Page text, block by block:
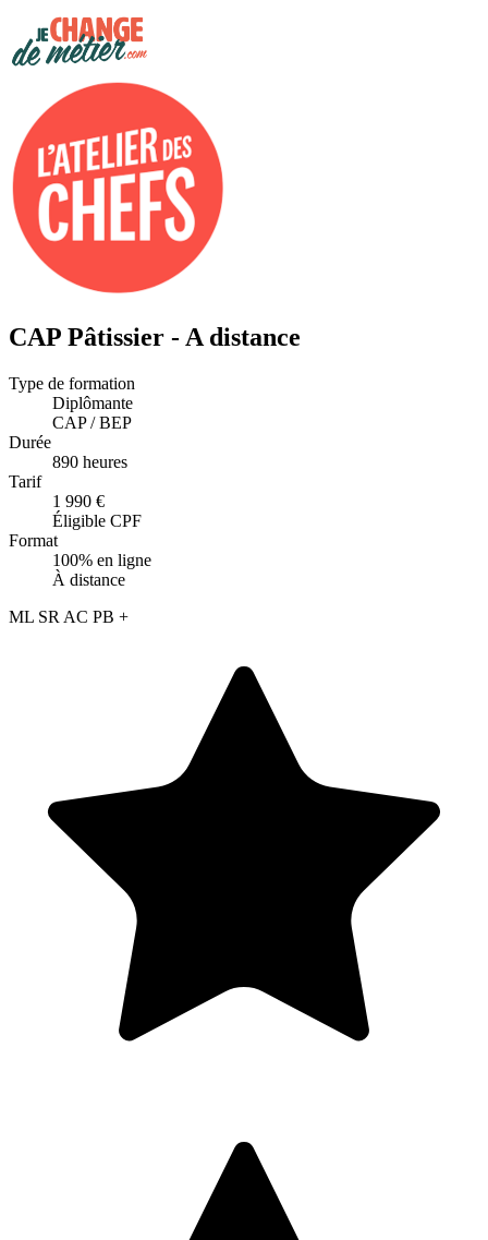
CAP Pâtissier - A distance
Type de formation
Diplômante
CAP / BEP
Durée
890 heures
Tarif
1 990 €
Éligible CPF
Format
100% en ligne
À distance
ML SR AC PB +